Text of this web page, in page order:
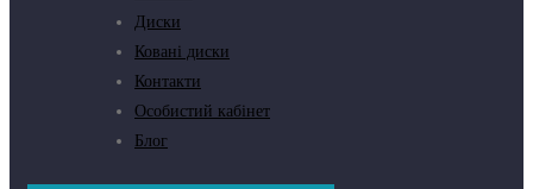
Диски
Ковані диски
Контакти
Особистий кабінет
Блог